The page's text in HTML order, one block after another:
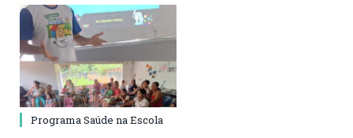
Programa Saúde na Escola